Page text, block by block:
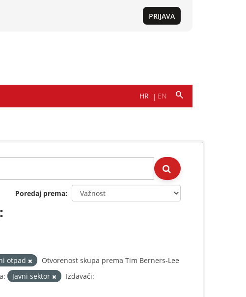
Poredaj prema
otpad
Otvorenost skupa prema Tim Berners-Lee
Javni sektor
Izdavači: